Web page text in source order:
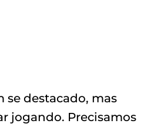
se destacado, mas
jogando. Precisamos